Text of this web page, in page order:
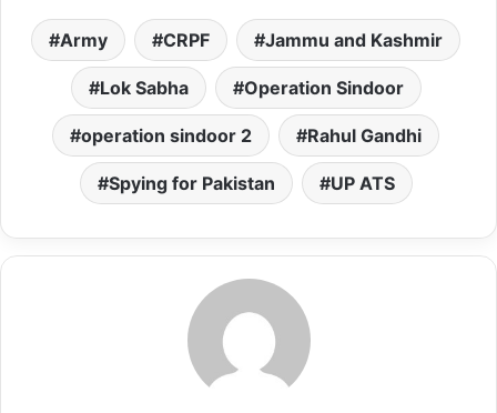
a
t
A
p
c
e
b
o
o
k
a
i
l
s
o
d
o
a
i
l
Army CRPF Jammu and Kashmir
Lok Sabha Operation Sindoor
operation sindoor 2 Rahul Gandhi
Spying for Pakistan UP ATS